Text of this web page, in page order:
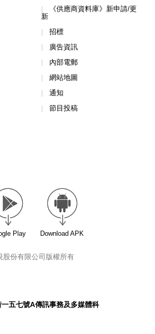
《供應商資料庫》新申請/更
新
招標
廣告資訊
內部電郵
網站地圖
通知
節目投稿
Play Download APK
份有限公司版權所有
五七號A傳訊事務及多媒體科